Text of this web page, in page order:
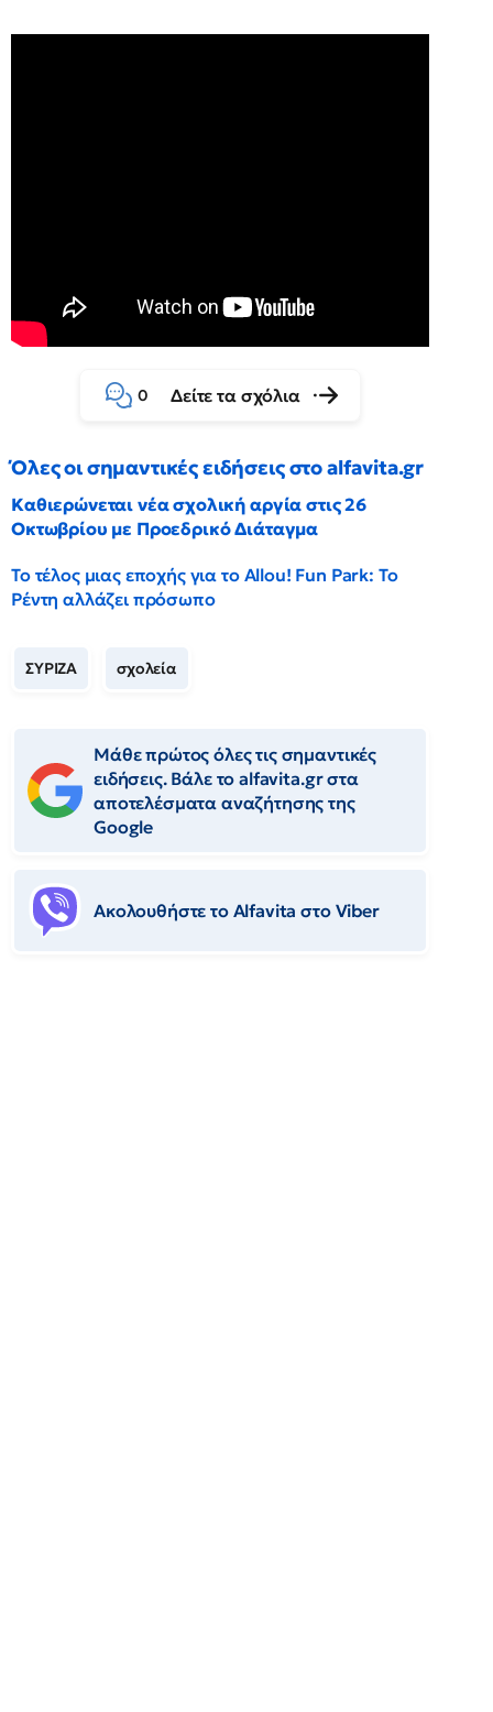
0 Δείτε τα σχόλια
Όλες οι σημαντικές ειδήσεις στο alfavita.gr
Καθιερώνεται νέα σχολική αργία στις 26
Οκτωβρίου με Προεδρικό Διάταγμα
Το τέλος μιας εποχής για το Allou! Fun Park: Το
Ρέντη αλλάζει πρόσωπο
ΣΥΡΙΖΑ σχολεία
Μάθε πρώτος όλες τις σημαντικές
ειδήσεις. Βάλε το alfavita.gr στα
αποτελέσματα αναζήτησης της
Google
Ακολουθήστε το Αlfavita στο Viber